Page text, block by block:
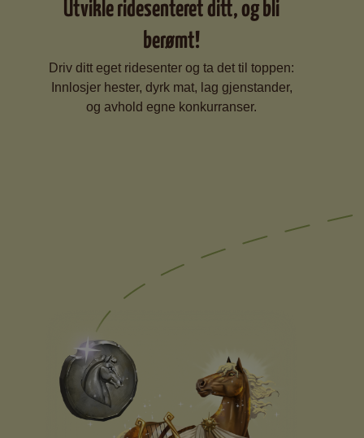
Utvikle ridesenteret ditt, og bli
berømt!
Driv ditt eget ridesenter og ta det til toppen:
Innlosjer hester, dyrk mat, lag gjenstander,
og avhold egne konkurranser.